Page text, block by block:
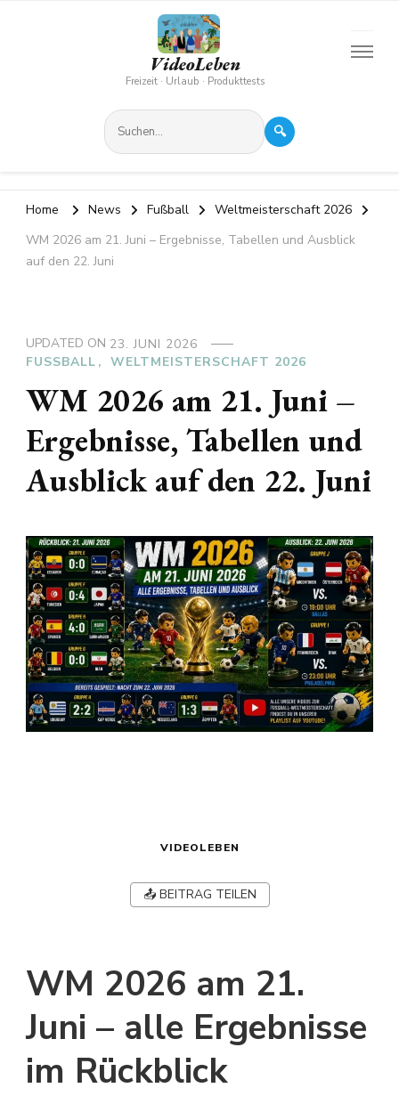
VideoLeben
Freizeit · Urlaub · Produkttests
🔍
Home News Fußball
Weltmeisterschaft 2026
WM 2026 am 21. Juni – Ergebnisse, Tabellen und Ausblick
auf den 22. Juni
UPDATED ON 23. JUNI 2026
FUSSBALL
WELTMEISTERSCHAFT 2026
WM 2026 am 21. Juni –
Ergebnisse, Tabellen und
Ausblick auf den 22. Juni
VIDEOLEBEN
📤 BEITRAG TEILEN
WM 2026 am 21.
Juni – alle Ergebnisse
im Rückblick